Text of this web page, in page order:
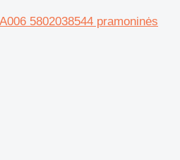
5802038544 pramoninės